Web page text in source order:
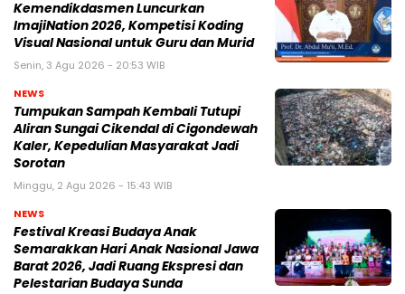
Kemendikdasmen Luncurkan
ImajiNation 2026, Kompetisi Koding
Visual Nasional untuk Guru dan Murid
Senin, 3 Agu 2026 - 20:53 WIB
NEWS
Tumpukan Sampah Kembali Tutupi
Aliran Sungai Cikendal di Cigondewah
Kaler, Kepedulian Masyarakat Jadi
Sorotan
Minggu, 2 Agu 2026 - 15:43 WIB
NEWS
Festival Kreasi Budaya Anak
Semarakkan Hari Anak Nasional Jawa
Barat 2026, Jadi Ruang Ekspresi dan
Pelestarian Budaya Sunda